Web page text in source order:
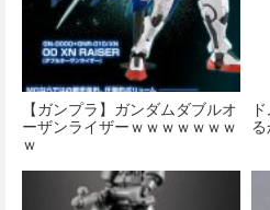
【ガンプラ】ガンダムダブルオ
ーザンライザーｗｗｗｗｗｗｗ
ｗ